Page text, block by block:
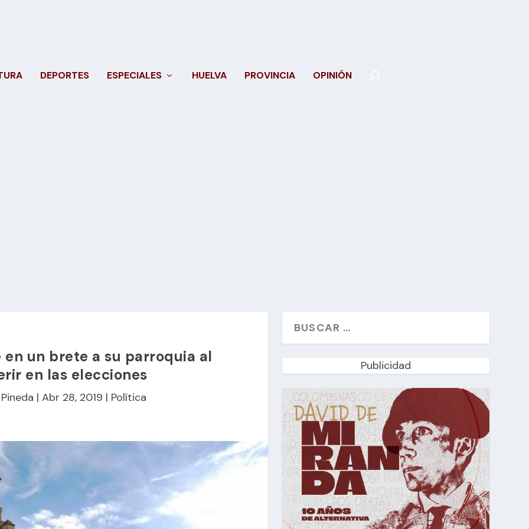
DEPORTES ESPECIALES HUELVA PROVINCIA OPINIÓN
un brete a su parroquia al
en las elecciones
|Abr 28, 2019 | Política
Publicidad